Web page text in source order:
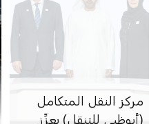
مركز النقل المتكامل
(أبوظبي للتنقل) يعزِّز